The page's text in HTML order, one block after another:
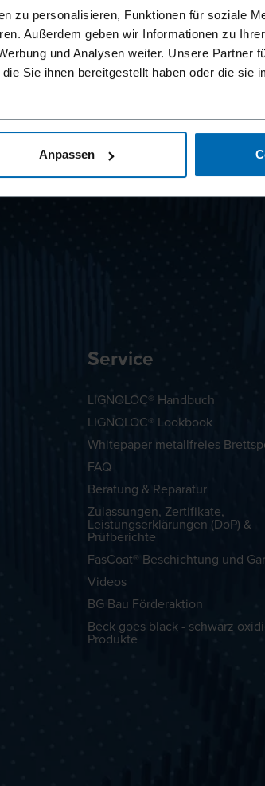
zu personalisieren, Funktionen für soziale
Außerdem geben wir Informationen zu
und Analysen weiter. Unsere Partner
Sie ihnen bereitgestellt haben oder die sie
Anpassen
Service
LIGNOLOC® Handbuch
LIGNOLOC® Lookbook
Whitepaper metallfreies
FAQ
Beratung & Reparatur
Zulassungen, Zertifikate,
Leistungserklärungen (DoP) &
Prüfberichte
FasCoat® Beschichtung und
Videos
BG Bau Förderaktion
Beck goes black - schwarz
Produkte